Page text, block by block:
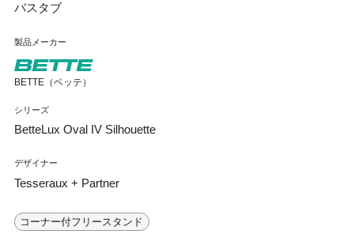
バスタブ
製品メーカー
BETTE（ベッテ）
シリーズ
BetteLux Oval IV Silhouette
デザイナー
Tesseraux + Partner
コーナー付フリースタンド